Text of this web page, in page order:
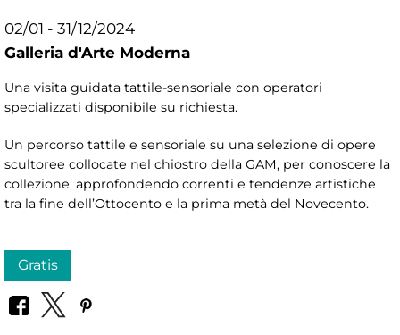
02/01 - 31/12/2024
Galleria d'Arte Moderna
Una visita guidata tattile-sensoriale con operatori
specializzati disponibile su richiesta.
Un percorso tattile e sensoriale su una selezione di opere
scultoree collocate nel chiostro della GAM, per conoscere la
collezione, approfondendo correnti e tendenze artistiche
tra la fine dell’Ottocento e la prima metà del Novecento.
Gratis